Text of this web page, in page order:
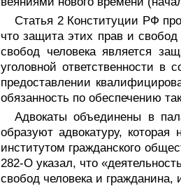
Статья 2 Конституции РФ
что защита этих прав и
свобод человека является
уголовной ответственности в
предоставлении
обязанность по обеспечению
Адвокаты объединены в
образуют адвокатуру,
институтом гражданского
282-О указал, что
свобод человека и гражданина,